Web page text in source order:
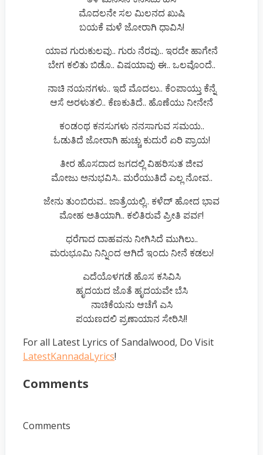
ಮೊದಲನೇ ಸಲ ಮಿಲನದ ಖುಷಿ
ಬಯಕೆ ಮಳೆ ಜೋರಾಗಿ ಧಾವಿಸಿ!
ಯಾವ ಗುರುಕುಲವು.. ಗುರು ನೆರವು.. ಇರದೇ ಹಾಗೇನೆ
ಬೇಗ ಕಲಿತು ಬಿಡೊ.. ವಿಷಯಾವು ಈ.. ಒಲವೊಂದೆ..
ನಾಚಿ ನಯನಗಳು.. ಇದೆ ಮೊದಲು.. ಕೆಂಪಾಯ್ತು ಕೆನ್ನೆ
ಆಸೆ ಅರಳುತಲಿ.. ಕೆಣಕುತಿದೆ.. ಹೊಣೆಯು ನೀನೇನೆ
ಕಂಡಂಥ ಕನಸುಗಳು ನನಸಾಗುವ ಸಮಯ..
ಓಡುತಿದೆ ಜೋರಾಗಿ ಹುಚ್ಚು ಕುದುರೆ ಏರಿ ಪ್ರಾಯ!
ತೀರ ಹೊಸದಾದ ಜಗದಲ್ಲಿ ವಿಹರಿಸುತ ಜೀವ
ಮೋಜು ಅನುಭವಿಸಿ.. ಮರೆಯುತಿದೆ ಎಲ್ಲ ನೋವ..
ಜೇನು ತುಂಬಿರುವ.. ಜಾತ್ರೆಯಲ್ಲಿ.. ಕಳೆದ್ ಹೋದ ಭಾವ
ಮೋಹ ಅತಿಯಾಗಿ.. ಕಲಿತಿರುವೆ ಪ್ರೀತಿ ಪರ್ವ!
ಧರೆಗಾದ ದಾಹವನು ನೀಗಿಸಿದೆ ಮುಗಿಲು..
ಮರುಭೂಮಿ ನಿನ್ನಿಂದ ಆಗಿದೆ ಇಂದು ನೀನೆ ಕಡಲು!
ಎದೆಯೊಳಗಡೆ ಹೊಸ ಕಸಿವಿಸಿ
ಹೃದಯದ ಜೊತೆ ಹೃದಯವೇ ಬೆಸಿ
ನಾಚಿಕೆಯನು ಆಚೆಗೆ ಎಸಿ
ಪಯಣದಲಿ ಪ್ರಣಾಯಾನ ಸೇರಿಸಿ!!
For all Latest Lyrics of Sandalwood, Do Visit
LatestKannadaLyrics!
Comments
Comments